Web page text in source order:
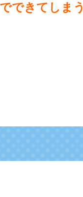
できてしまう